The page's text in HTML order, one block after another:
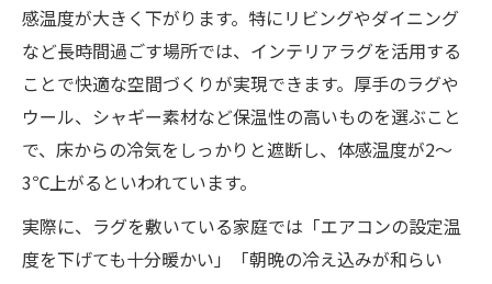
感温度が大きく下がります。特にリビングやダイニング
など長時間過ごす場所では、インテリアラグを活用する
ことで快適な空間づくりが実現できます。厚手のラグや
ウール、シャギー素材など保温性の高いものを選ぶこと
で、床からの冷気をしっかりと遮断し、体感温度が2〜
3℃上がるといわれています。
実際に、ラグを敷いている家庭では「エアコンの設定温
度を下げても十分暖かい」「朝晩の冷え込みが和らい